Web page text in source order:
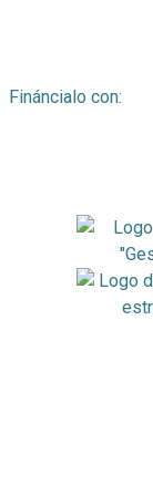
Fináncialo con: